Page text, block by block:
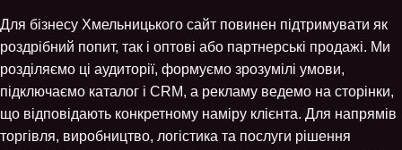
Для бізнесу Хмельницького сайт повинен підтримувати як
роздрібний попит, так і оптові або партнерські продажі. Ми
розділяємо ці аудиторії, формуємо зрозумілі умови,
підключаємо каталог і CRM, а рекламу ведемо на сторінки,
що відповідають конкретному наміру клієнта. Для напрямів
торгівля, виробництво, логістика та послуги рішення